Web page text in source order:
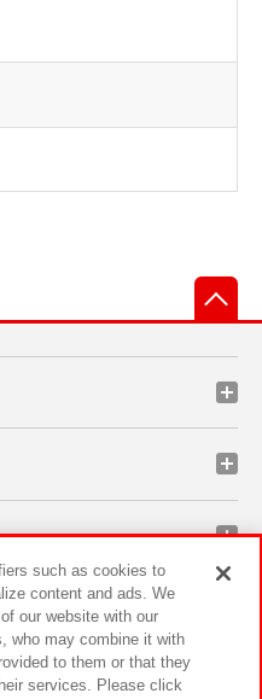
such as cookies to
content and ads. We
our website with our
who may combine it with
to them or that they
services. Please click